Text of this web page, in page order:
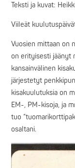
Teksti ja kuvat:
Viileät
Vuosien mittaan on
on erityisesti jäänyt
kansainvälinen
järjestetyt
kisakuulutuksia on
EM-, PM-kisoja, ja
tuo
osaltani.